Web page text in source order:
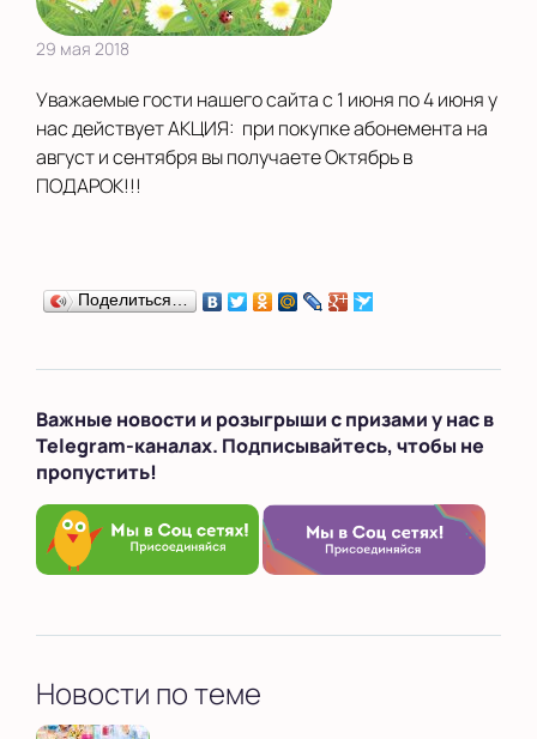
29 мая 2018
Уважаемые гости нашего сайта с 1 июня по 4 июня у
нас действует АКЦИЯ: при покупке абонемента на
август и сентября вы получаете Октябрь в
ПОДАРОК!!!
Поделиться…
Важные новости и розыгрыши с призами у нас в
Telegram-каналах. Подписывайтесь, чтобы не
пропустить!
Новости по теме